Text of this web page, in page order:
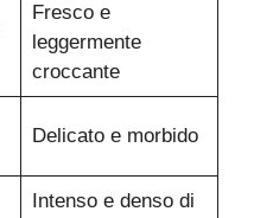
Fresco e
leggermente
croccante
Delicato e morbido
Intenso e denso di